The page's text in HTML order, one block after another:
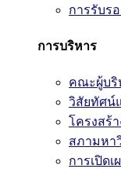
การรับร
การบริหาร
คณะผู้บริ
วิสัยทัศน์
โครงสร้
สภามหา
การเปิด